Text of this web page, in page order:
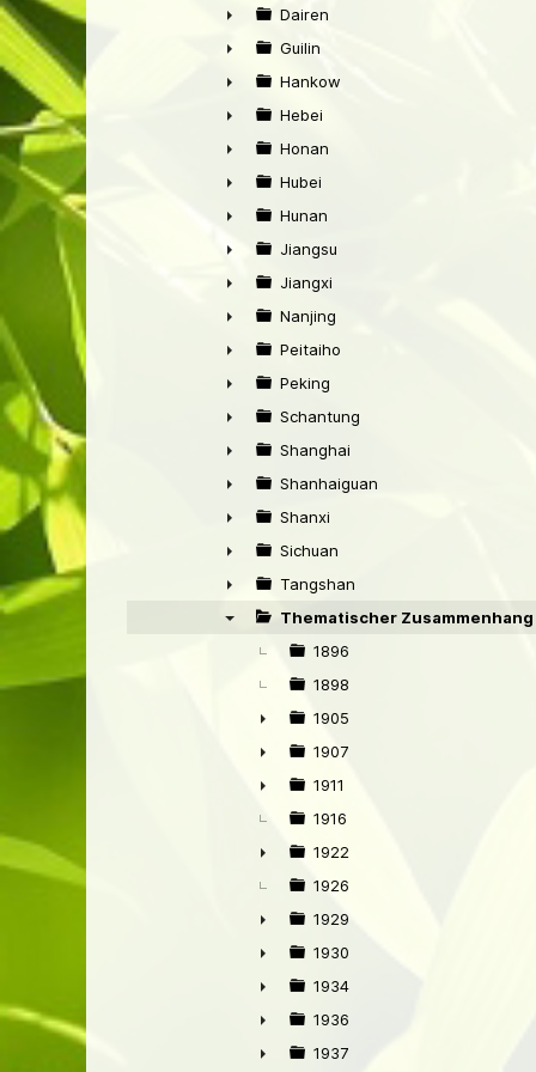
►
►
Dairen
►
Guilin
►
Hankow
►
Hebei
►
Honan
►
Hubei
►
Hunan
►
Jiangsu
►
Jiangxi
►
Nanjing
►
Peitaiho
►
Peking
►
Schantung
►
Shanghai
►
Shanhaiguan
►
Shanxi
►
Sichuan
►
Tangshan
Thematischer
1896
1898
►
1905
►
1907
►
1911
1916
►
1922
1926
►
1929
►
1930
►
1934
►
1936
1937